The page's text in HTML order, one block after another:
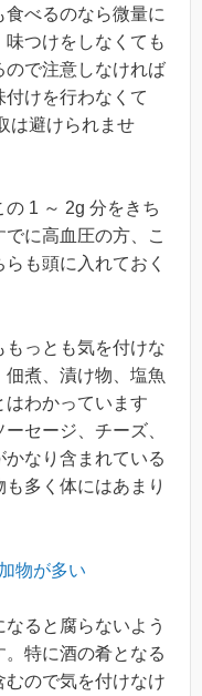
べるのなら微量に
つけをしなくても
ので注意しなければ
けを行わなくて
は避けられませ
1 ～ 2g 分をきち
に高血圧の方、こ
も頭に入れておく
もっとも気を付けな
煮、漬け物、塩魚
はわかっています
セージ、チーズ、
なり含まれている
多く体にはあまり
物が多い
ると腐らないよう
特に酒の肴となる
ので気を付けなけ